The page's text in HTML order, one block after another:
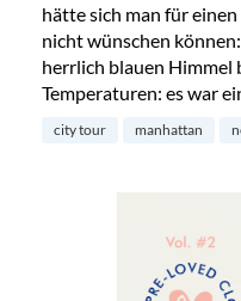
hätte sich man für
nicht wünschen
herrlich blauen Himmel
Temperaturen: es war
city tour manhattan